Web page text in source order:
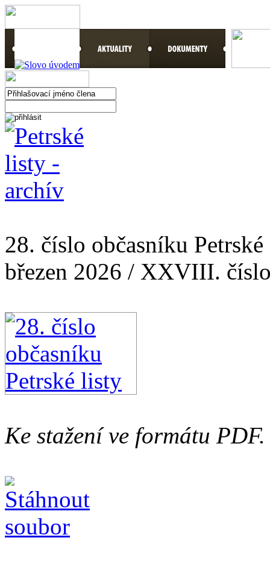
28. číslo občasníku
březen 2026 / XXVIII.
Ke stažení ve formátu PDF.